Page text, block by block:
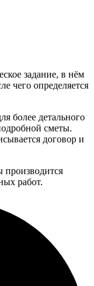
задание, в нём
чего определяется
более детального
сметы.
договор и
производится
работ.